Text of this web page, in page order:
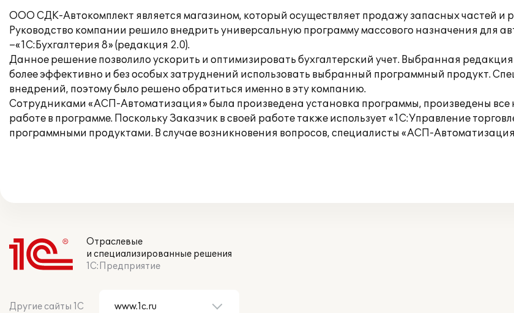
ООО СДК-Автокомплект является магазином, который осуществляет продажу запасных частей и
Руководство компании решило внедрить универсальную программу массового назначения для
–«1С:Бухгалтерия 8» (редакция 2.0).
Данное решение позволило ускорить и оптимизировать бухгалтерский учет. Выбранная
более эффективно и без особых затруднений использовать выбранный программный продукт.
внедрений, поэтому было решено обратиться именно в эту компанию.
Сотрудниками «АСП-Автоматизация» была произведена установка программы, произведены
работе в программе. Поскольку Заказчик в своей работе также использует «1С:Управление
программными продуктами. В случае возникновения вопросов, специалисты «АСП-
Отраслевые
и специализированные решения
1С:Предприятие
Другие сайты 1С